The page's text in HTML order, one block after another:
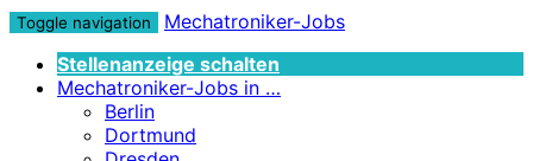
Toggle navigation
Mechatroniker-Jobs
Stellenanzeige schalten
Mechatroniker-Jobs in …
Berlin
Dortmund